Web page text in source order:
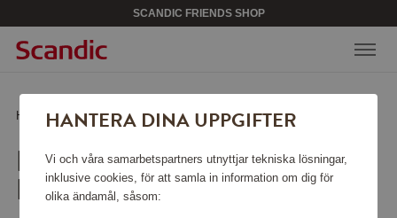
SCANDIC FRIENDS SHOP
Hem /Kökstillbehör/Köksknivar/Knivset Comfort 5 delar
KNIVSET COMFORT 5
DELAR
HANTERA DINA UPPGIFTER
Vi och våra samarbetspartners utnyttjar tekniska lösningar,
inklusive cookies, för att samla in information om dig för
olika ändamål, såsom: